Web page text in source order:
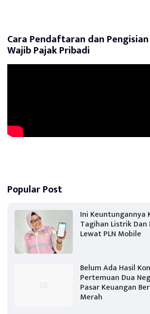
Cara Pendaftaran dan
Wajib Pajak Pribadi
Popular Post
Ini Keuntungannya
Tagihan Listrik Dan
Lewat PLN Mobile
Belum Ada Hasil
Pertemuan Dua
Pasar Keuangan
Merah